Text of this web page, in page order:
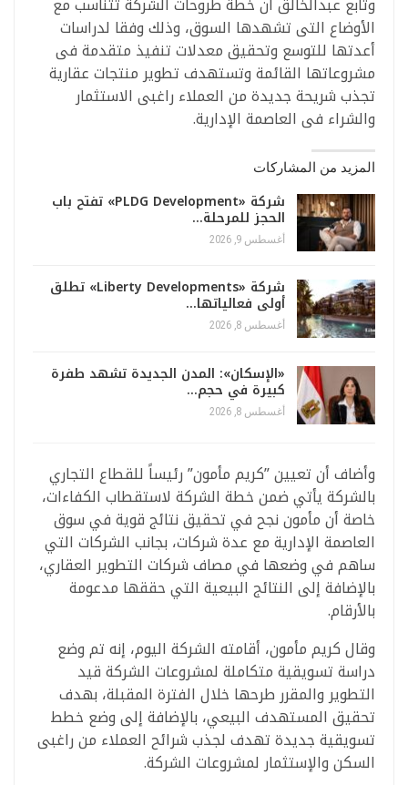
الأوضاع التى تشهدها السوق، وذلك وفقا لدراسات
أعدتها للتوسع وتحقيق معدلات تنفيذ متقدمة فى
مشروعاتها القائمة وتستهدف تطوير منتجات عقارية
تجذب شريحة جديدة من العملاء راغبى الاستثمار
والشراء فى العاصمة الإدارية.
المزيد من المشاركات
شركة «PLDG Development» تفتح باب
الحجز للمرحلة…
أغسطس 9, 2026
شركة «Liberty Developments» تطلق
أولى فعالياتها…
أغسطس 8, 2026
«الإسكان»: المدن الجديدة تشهد طفرة
كبيرة في حجم…
أغسطس 8, 2026
وأضاف أن تعيين ”كريم مأمون” رئيساً للقطاع التجاري
بالشركة يأتي ضمن خطة الشركة لاستقطاب الكفاءات،
خاصة أن مأمون نجح في تحقيق نتائج قوية في سوق
العاصمة الإدارية مع عدة شركات، بجانب الشركات التي
ساهم في وضعها في مصاف شركات التطوير العقاري،
بالإضافة إلى النتائج البيعية التي حققها مدعومة
بالأرقام.
وقال كريم مأمون، أقامته الشركة اليوم، إنه تم وضع
دراسة تسويقية متكاملة لمشروعات الشركة قيد
التطوير والمقرر طرحها خلال الفترة المقبلة، بهدف
تحقيق المستهدف البيعي، بالإضافة إلى وضع خطط
تسويقية جديدة تهدف لجذب شرائح العملاء من راغبى
السكن والإستثمار لمشروعات الشركة.